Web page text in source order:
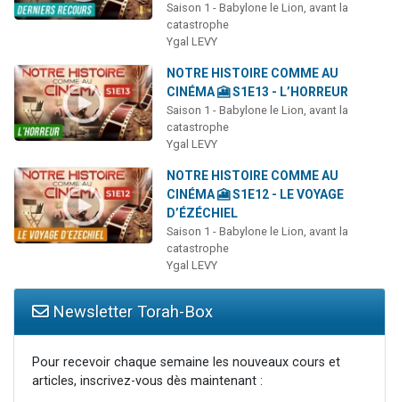
Saison 1 - Babylone le Lion, avant la
catastrophe
Ygal LEVY
NOTRE HISTOIRE COMME AU
CINÉMA 🎦 S1E13 - L’HORREUR
Saison 1 - Babylone le Lion, avant la
catastrophe
Ygal LEVY
NOTRE HISTOIRE COMME AU
CINÉMA 🎦 S1E12 - LE VOYAGE
D’ÉZÉCHIEL
Saison 1 - Babylone le Lion, avant la
catastrophe
Ygal LEVY
Newsletter Torah-Box
Pour recevoir chaque semaine les nouveaux cours et
articles, inscrivez-vous dès maintenant :